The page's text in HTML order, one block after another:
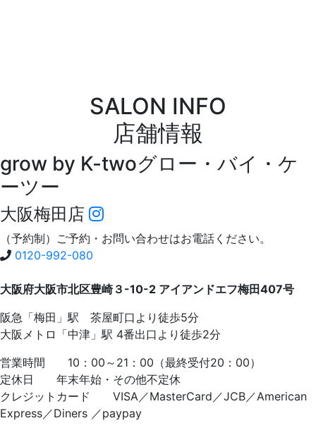
SALON INFO
店舗情報
grow by K-twoグロー・バイ・ケ
ーツー
大阪梅田店
（予約制）ご予約・お問い合わせはお電話ください。
0120-992-080
大阪府大阪市北区豊崎３-10-2 アイアンドエフ梅田407号
阪急「梅田」駅 茶屋町口より徒歩5分
大阪メトロ「中津」駅 4番出口より徒歩2分
営業時間 10：00～21：00（最終受付20：00）
定休日 年末年始・その他不定休
クレジットカード VISA／MasterCard／JCB／American
Express／Diners ／paypay